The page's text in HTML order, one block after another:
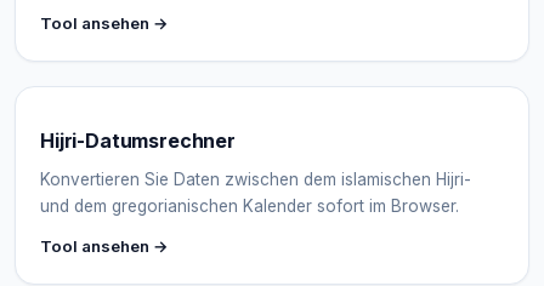
Tool ansehen →
Hijri-Datumsrechner
Konvertieren Sie Daten zwischen dem islamischen Hijri-
und dem gregorianischen Kalender sofort im Browser.
Tool ansehen →